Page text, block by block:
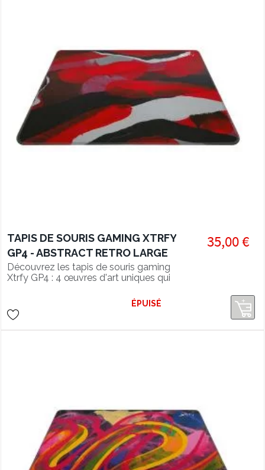
TAPIS DE SOURIS GAMING XTRFY
GP4 - ABSTRACT RETRO LARGE
Découvrez les tapis de souris gaming
Xtrfy GP4 : 4 œuvres d'art uniques qui
35,00 €
ÉPUISÉ